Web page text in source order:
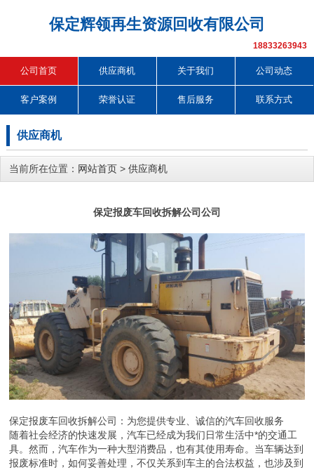
保定辉领再生资源回收有限公司
18833263943
公司首页 供应商机 关于我们 公司动态
客户案例 荣誉认证 售后服务 联系方式
供应商机
当前所在位置： 网站首页 > 供应商机
保定报废车回收拆解公司公司
保定报废车回收拆解公司：为您提供专业、诚信的汽车回收服务
随着社会经济的快速发展，汽车已经成为我们日常生活中*的交通工
具。然而，汽车作为一种大型消费品，也有其使用寿命。当车辆达到
报废标准时，如何妥善处理，不仅关系到车主的合法权益，也涉及到